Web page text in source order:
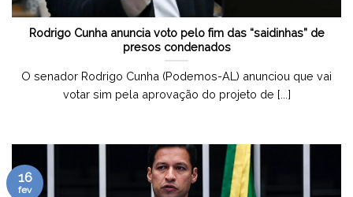
Rodrigo Cunha anuncia voto pelo fim das “saidinhas” de
presos condenados
O senador Rodrigo Cunha (Podemos-AL) anunciou que vai
votar sim pela aprovação do projeto de [...]
16
fev